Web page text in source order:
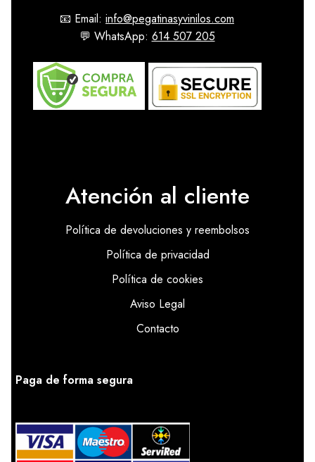
📧 Email: info@pegatinasyvinilos.com
💬 WhatsApp: 614 507 205
Atención al cliente
Política de devoluciones y reembolsos
Política de privacidad
Política de cookies
Aviso Legal
Contacto
Paga de forma segura